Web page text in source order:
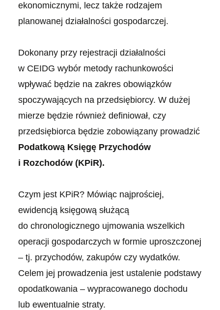
ekonomicznymi, lecz także rodzajem
planowanej działalności gospodarczej.
Dokonany przy rejestracji działalności
w CEIDG wybór metody rachunkowości
wpływać będzie na zakres obowiązków
spoczywających na przedsiębiorcy. W dużej
mierze będzie również definiował, czy
przedsiębiorca będzie zobowiązany prowadzić
Podatkową Księgę Przychodów
i Rozchodów (KPiR).
Czym jest KPiR? Mówiąc najprościej,
ewidencją księgową służącą
do chronologicznego ujmowania wszelkich
operacji gospodarczych w formie uproszczonej
– tj. przychodów, zakupów czy wydatków.
Celem jej prowadzenia jest ustalenie podstawy
opodatkowania – wypracowanego dochodu
lub ewentualnie straty.